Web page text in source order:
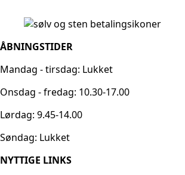
ÅBNINGSTIDER
Mandag - tirsdag: Lukket
Onsdag - fredag: 10.30-17.00
Lørdag: 9.45-14.00
Søndag: Lukket
NYTTIGE LINKS